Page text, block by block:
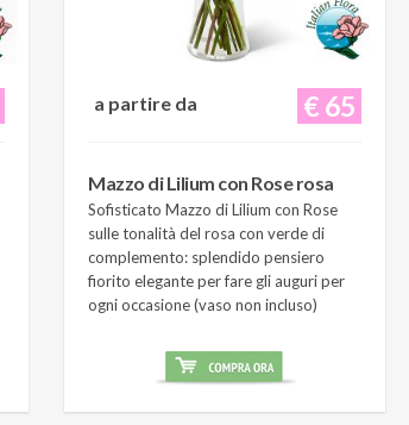
€ 65
a partire da
Mazzo di Lilium con Rose rosa
Sofisticato Mazzo di Lilium con Rose
sulle tonalità del rosa con verde di
complemento: splendido pensiero
fiorito elegante per fare gli auguri per
ogni occasione (vaso non incluso)